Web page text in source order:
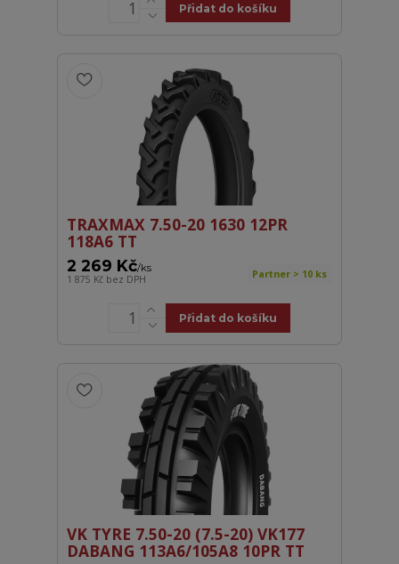
Přidat do košíku
TRAXMAX 7.50-20 1630 12PR
118A6 TT
2 269 Kč/ks
1 875 Kč bez DPH Partner > 10 ks
Přidat do košíku
VK TYRE 7.50-20 (7.5-20) VK177
DABANG 113A6/105A8 10PR TT